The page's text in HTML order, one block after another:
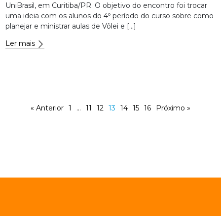
UniBrasil, em Curitiba/PR. O objetivo do encontro foi trocar
uma ideia com os alunos do 4º período do curso sobre como
planejar e ministrar aulas de Vôlei e […]
Ler mais
« Anterior 1 … 11 12 13 14 15 16 Próximo »